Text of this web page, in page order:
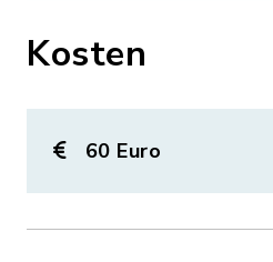
Kosten
60 Euro